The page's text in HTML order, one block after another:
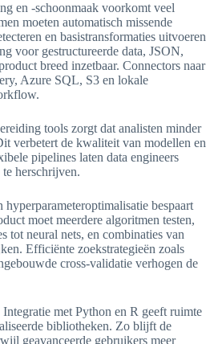
en -schoonmaak voorkomt veel
moeten automatisch missende
en basistransformaties uitvoeren
voor gestructureerde data, JSON,
breed inzetbaar. Connectors naar
Azure SQL, S3 en lokale
tools zorgt dat analisten minder
verbetert de kwaliteit van modellen en
pipelines laten data engineers
te herschrijven.
bespaart
moet meerdere algoritmen testen,
tot neural nets, en combinaties van
Efficiënte zoekstrategieën zoals
cross-validatie verhogen de
met Python en R geeft ruimte
bibliotheken. Zo blijft de
geavanceerde gebruikers meer